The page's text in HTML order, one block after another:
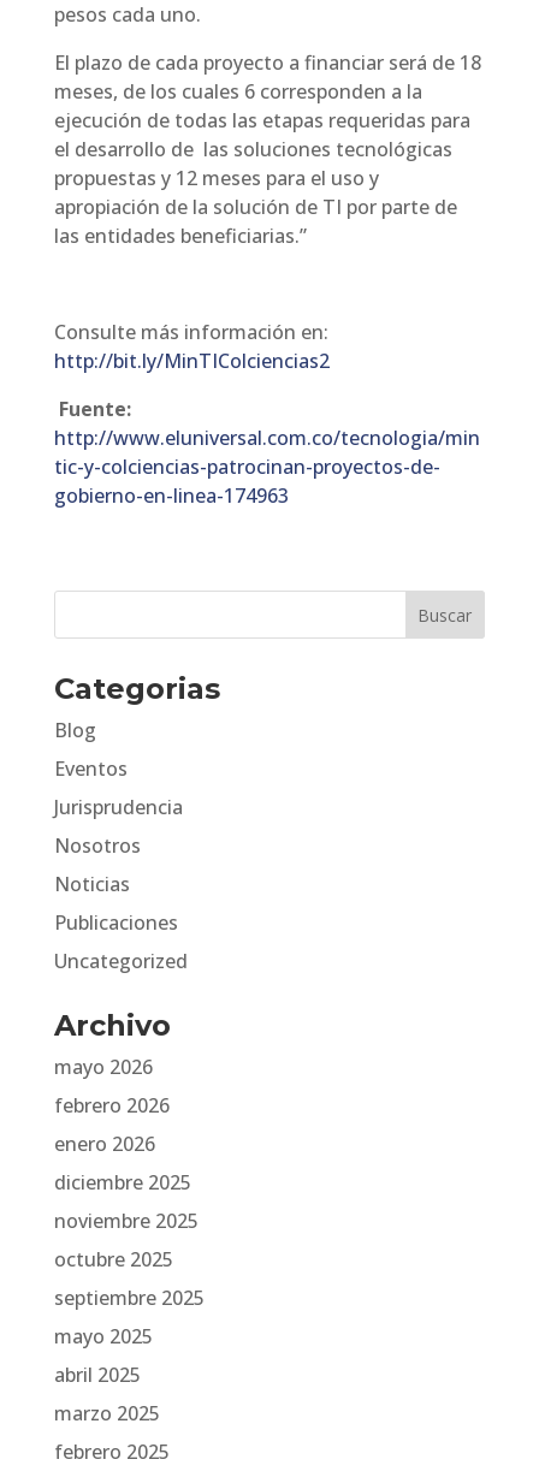
pesos cada uno.
El plazo de cada proyecto a financiar será de 18
meses, de los cuales 6 corresponden a la
ejecución de todas las etapas requeridas para
el desarrollo de las soluciones tecnológicas
propuestas y 12 meses para el uso y
apropiación de la solución de TI por parte de
las entidades beneficiarias.”
Consulte más información en:
http://bit.ly/MinTIColciencias2
Fuente:
http://www.eluniversal.com.co/tecnologia/min
tic-y-colciencias-patrocinan-proyectos-de-
gobierno-en-linea-174963
Categorias
Blog
Eventos
Jurisprudencia
Nosotros
Noticias
Publicaciones
Uncategorized
Archivo
mayo 2026
febrero 2026
enero 2026
diciembre 2025
noviembre 2025
octubre 2025
septiembre 2025
mayo 2025
abril 2025
marzo 2025
febrero 2025